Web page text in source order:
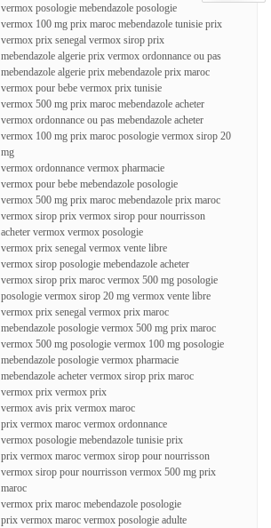
vermox posologie mebendazole posologie
vermox 100 mg prix maroc mebendazole tunisie prix
vermox prix senegal vermox sirop prix
mebendazole algerie prix vermox ordonnance ou pas
mebendazole algerie prix mebendazole prix maroc
vermox pour bebe vermox prix tunisie
vermox 500 mg prix maroc mebendazole acheter
vermox ordonnance ou pas mebendazole acheter
vermox 100 mg prix maroc posologie vermox sirop 20
mg
vermox ordonnance vermox pharmacie
vermox pour bebe mebendazole posologie
vermox 500 mg prix maroc mebendazole prix maroc
vermox sirop prix vermox sirop pour nourrisson
acheter vermox vermox posologie
vermox prix senegal vermox vente libre
vermox sirop posologie mebendazole acheter
vermox sirop prix maroc vermox 500 mg posologie
posologie vermox sirop 20 mg vermox vente libre
vermox prix senegal vermox prix maroc
mebendazole posologie vermox 500 mg prix maroc
vermox 500 mg posologie vermox 100 mg posologie
mebendazole posologie vermox pharmacie
mebendazole acheter vermox sirop prix maroc
vermox prix vermox prix
vermox avis prix vermox maroc
prix vermox maroc vermox ordonnance
vermox posologie mebendazole tunisie prix
prix vermox maroc vermox sirop pour nourrisson
vermox sirop pour nourrisson vermox 500 mg prix
maroc
vermox prix maroc mebendazole posologie
prix vermox maroc vermox posologie adulte